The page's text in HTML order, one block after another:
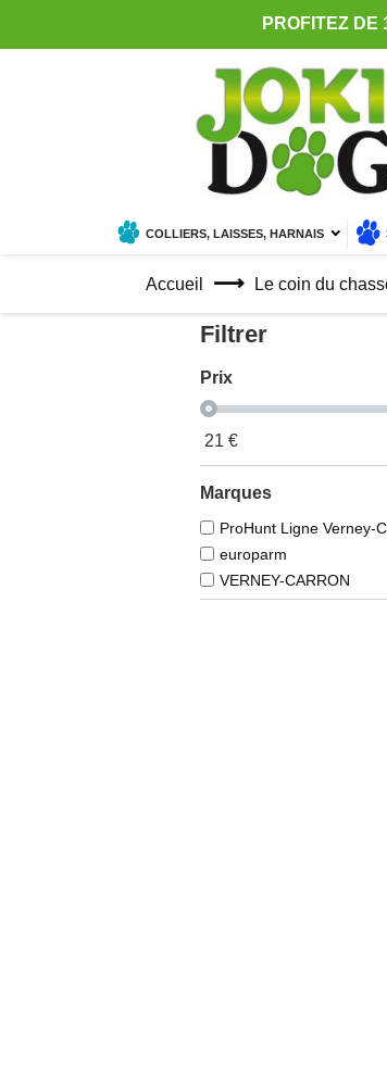
PROFITEZ DE
COLLIERS, LAISSES, HARNAIS
Accueil Le coin du
Filtrer
Prix
21 €
Marques
ProHunt Ligne Verney-
europarm
VERNEY-CARRON